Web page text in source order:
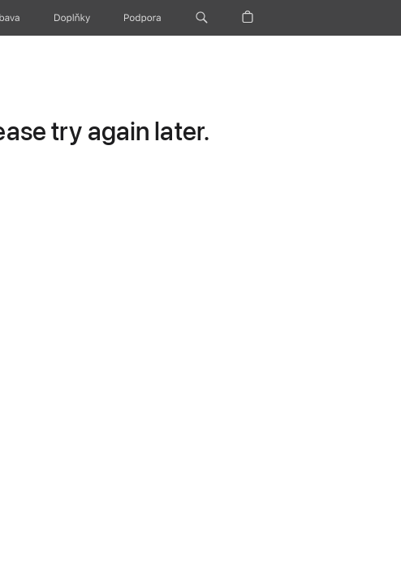
Doplňky Podpora
try again later.